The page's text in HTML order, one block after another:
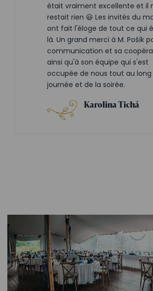
était vraiment excellente et il
restait rien 😃 Les invités du
ont fait l'éloge de tout ce qui
là. Un grand merci à M. Pošík
communication et sa
ainsi qu'à son équipe qui s'est
occupée de nous tout au long
journée et de la soirée.
Karolina Tichá